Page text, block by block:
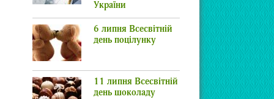
України
6 липня Всесвітній
день поцілунку
11 липня Всесвітній
день шоколаду